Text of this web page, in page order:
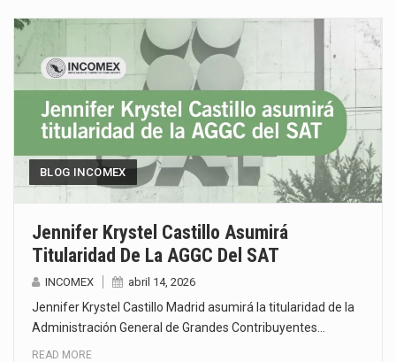
Ante la suspensión temporal de las inspecciones sanitarias del Departamento de Agricultura de Estados Unidos…
BLOG INCOMEX
Jennifer Krystel Castillo Asumirá
Titularidad De La AGGC Del SAT
INCOMEX abril 14, 2026
Jennifer Krystel Castillo Madrid asumirá la titularidad de la
Administración General de Grandes Contribuyentes…
READ MORE